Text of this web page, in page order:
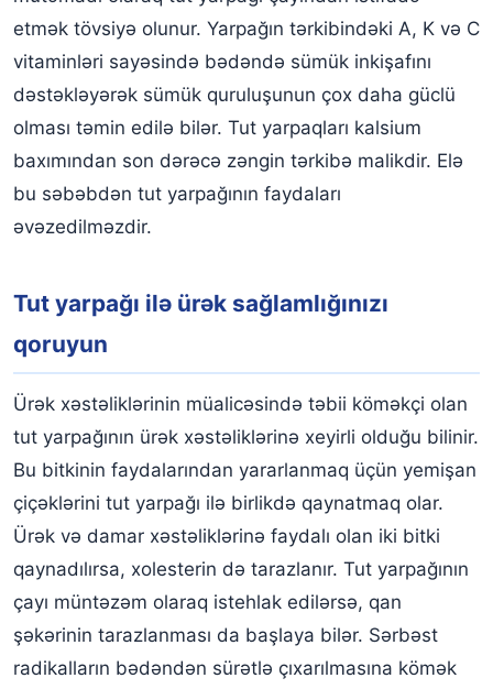
etmək tövsiyə olunur. Yarpağın tərkibindəki A, K və C
vitaminləri sayəsində bədəndə sümük inkişafını
dəstəkləyərək sümük quruluşunun çox daha güclü
olması təmin edilə bilər. Tut yarpaqları kalsium
baxımından son dərəcə zəngin tərkibə malikdir. Elə
bu səbəbdən tut yarpağının faydaları
əvəzedilməzdir.
Tut yarpağı ilə ürək sağlamlığınızı
qoruyun
Ürək xəstəliklərinin müalicəsində təbii köməkçi olan
tut yarpağının ürək xəstəliklərinə xeyirli olduğu bilinir.
Bu bitkinin faydalarından yararlanmaq üçün yemişan
çiçəklərini tut yarpağı ilə birlikdə qaynatmaq olar.
Ürək və damar xəstəliklərinə faydalı olan iki bitki
qaynadılırsa, xolesterin də tarazlanır. Tut yarpağının
çayı müntəzəm olaraq istehlak edilərsə, qan
şəkərinin tarazlanması da başlaya bilər. Sərbəst
radikalların bədəndən sürətlə çıxarılmasına kömək